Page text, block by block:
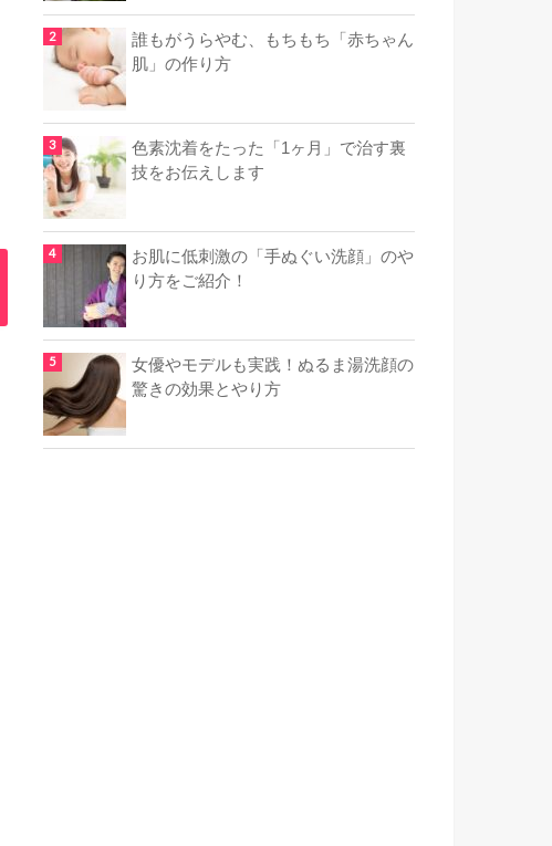
誰もがうらやむ、もちもち「赤ちゃん
肌」の作り方
色素沈着をたった「1ヶ月」で治す裏
技をお伝えします
お肌に低刺激の「手ぬぐい洗顔」のや
り方をご紹介！
女優やモデルも実践！ぬるま湯洗顔の
驚きの効果とやり方